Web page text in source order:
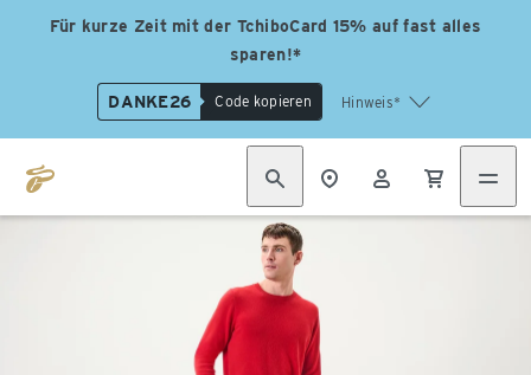
Für kurze Zeit mit der TchiboCard 15% auf fast alles
sparen!*
DANKE26 Code kopieren Hinweis*